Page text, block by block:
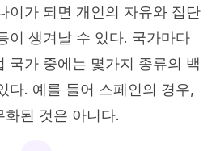
이가 되면 개인의 자유와 집단
이 생겨날 수 있다. 국가마다
국가 중에는 몇가지 종류의 백
다. 예를 들어 스페인의 경우,
된 것은 아니다.